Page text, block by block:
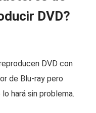
DVD?
DVD con
de Blu-ray pero
hará sin problema.